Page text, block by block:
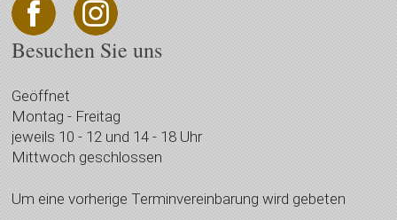
Besuchen Sie uns
Geöffnet
Montag - Freitag
jeweils 10 - 12 und 14 - 18 Uhr
Mittwoch geschlossen
Um eine vorherige Terminvereinbarung wird gebeten